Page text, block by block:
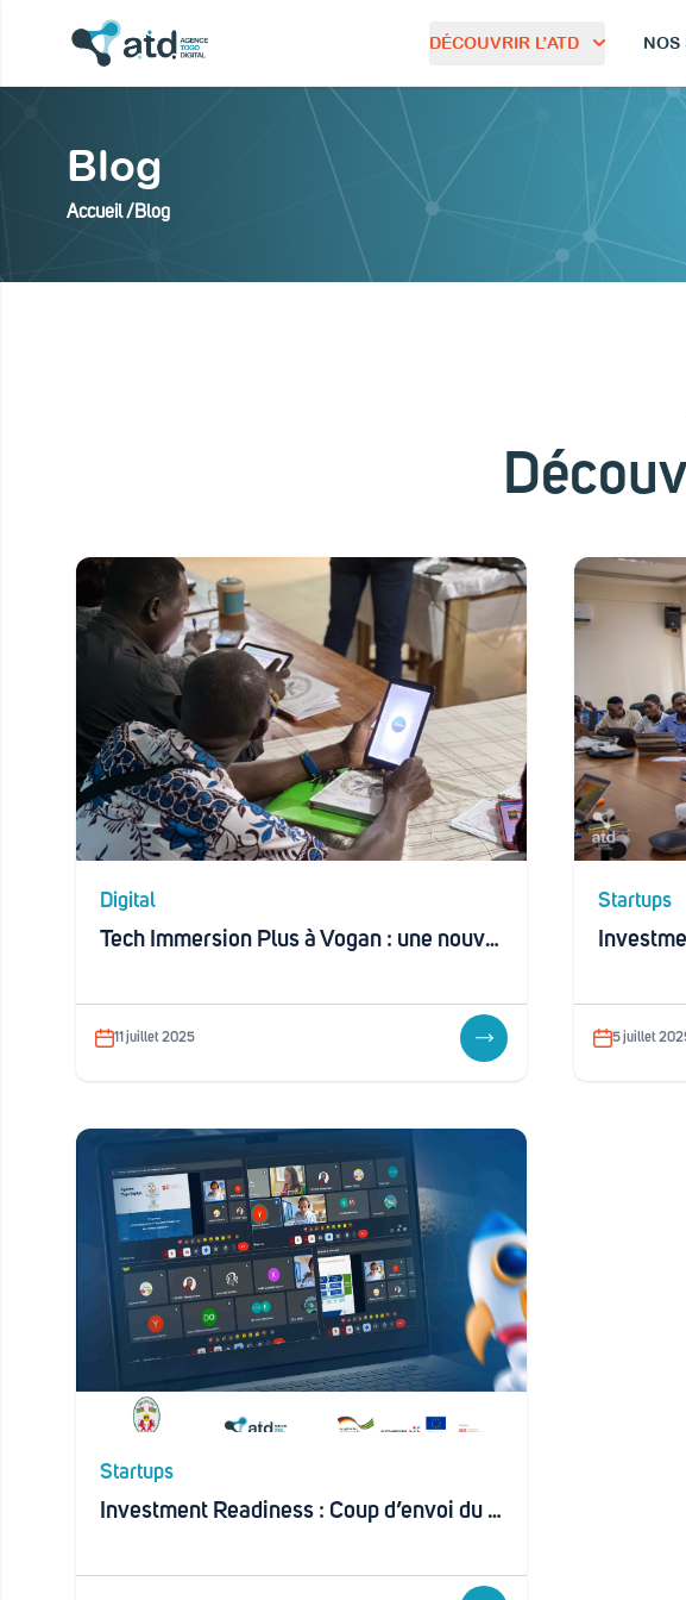
DÉCOUVRIR L’ATD NOS
Blog
Accueil /Blog
Digital
Tech Immersion Plus à Vogan : une nouvelle étape vers la digitalisation des TPME togolaises
11 juillet 2025
Startups
5 juillet
Startups
Investment Readiness : Coup d’envoi du programme destiné à préparer les startups togolaises à la levée de fonds